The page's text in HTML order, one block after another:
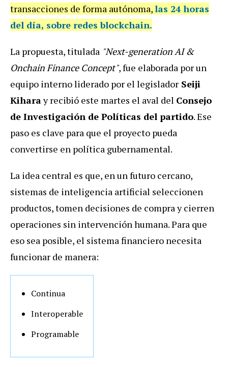
transacciones de forma autónoma,las 24 horas
del día, sobre redes blockchain.
La propuesta, titulada "Next-generation AI &
Onchain Finance Concept", fue elaborada por un
equipo interno liderado por el legislador Seiji
Kiharay recibió este martes el aval del Consejo
de Investigación de Políticas del partido. Ese
paso es clave para que el proyecto pueda
convertirse en política gubernamental.
La idea central es que, en un futuro cercano,
sistemas de inteligencia artificial seleccionen
productos, tomen decisiones de compra y cierren
operaciones sin intervención humana. Para que
eso sea posible, el sistema financiero necesita
funcionar de manera:
Continua
Interoperable
Programable